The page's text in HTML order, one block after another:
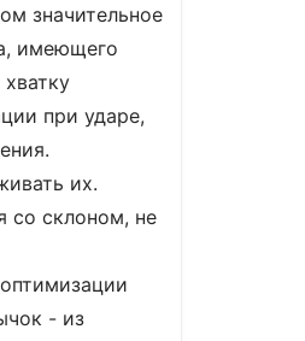
значительное
имеющего
при ударе,
их.
со склоном, не
- из